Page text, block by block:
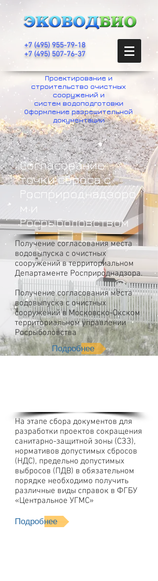
Проектирование и
строительство очистных
сооружений и
систем водоподготовки
Оформление разрешительной
документации
+7 (495) 955-79-18
+7 (495) 507-76-37
Согласование
точки сброса с
Росприроднадзоро
м и
Росрыболовством
Получение согласования места
водовыпуска с очистных
сооружений в территориальном
Департаменте Росприроднадзора.
Получение согласования места
водовыпуска с очистных
сооружений в Московско-Окском
территориальном управлении
Росрыболовства
Подробнее
На этапе сбора документов для
разработки проектов сокращения
санитарно-защитной зоны (СЗЗ),
нормативов допустимых сбросов
(НДС), предельно допустимых
выбросов (ПДВ) в обязательном
порядке необходимо получить
различные виды справок в ФГБУ
«Центральное УГМС»
Подробнее